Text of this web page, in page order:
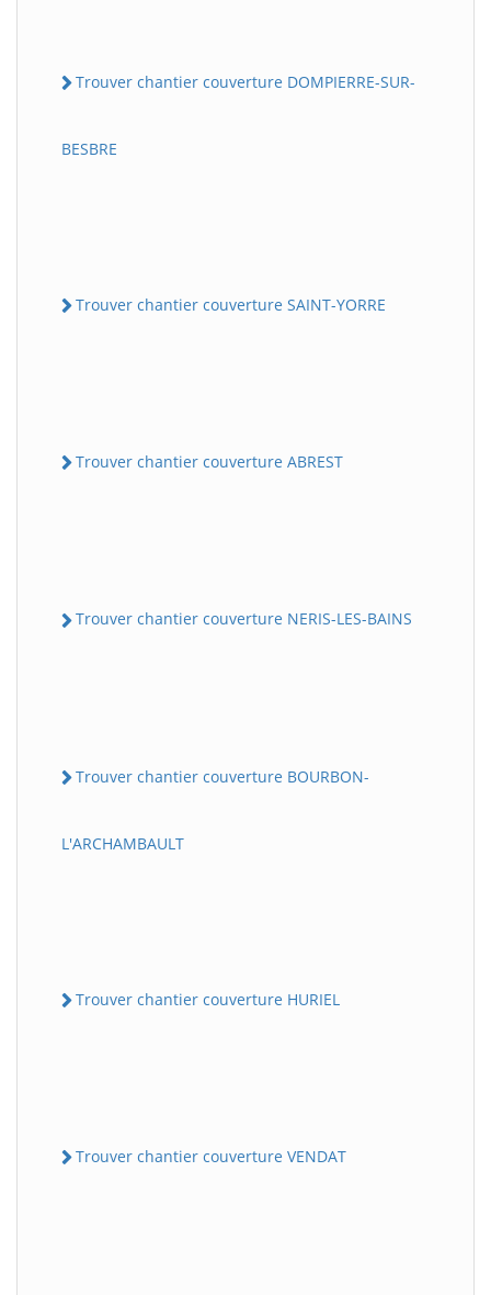
Trouver chantier couverture DOMPIERRE-SUR-
BESBRE
Trouver chantier couverture SAINT-YORRE
Trouver chantier couverture ABREST
Trouver chantier couverture NERIS-LES-BAINS
Trouver chantier couverture BOURBON-
L'ARCHAMBAULT
Trouver chantier couverture HURIEL
Trouver chantier couverture VENDAT